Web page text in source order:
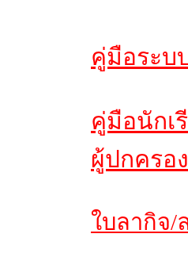
คู่มือระบ
คู่มือนักเ
ผู้ปกครอ
ใบลากิจ/